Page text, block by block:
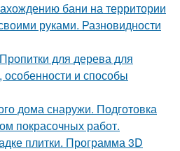
бани на территории
руками. Разновидности
для дерева для
и способы
дома снаружи. Подготовка
покрасочных работ.
плитки. Программа 3D